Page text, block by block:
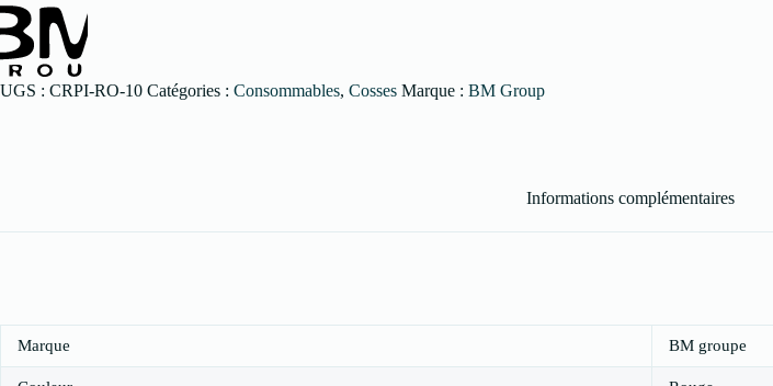
UGS : CRPI-RO-10 Catégories : Consommables, Cosses Marque : BM Group
Informations complémentaires
Marque BM groupe